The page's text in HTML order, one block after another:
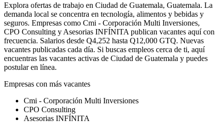
Explora ofertas de trabajo en Ciudad de Guatemala, Guatemala. La
demanda local se concentra en tecnología, alimentos y bebidas y
seguros. Empresas como Cmi - Corporación Multi Inversiones,
CPO Consulting y Asesorias INFÍNITA publican vacantes aquí con
frecuencia. Salarios desde Q4,252 hasta Q12,000 GTQ. Nuevas
vacantes publicadas cada día. Si buscas empleos cerca de ti, aquí
encuentras las vacantes activas de Ciudad de Guatemala y puedes
postular en línea.
Empresas con más vacantes
Cmi - Corporación Multi Inversiones
CPO Consulting
Asesorias INFÍNITA